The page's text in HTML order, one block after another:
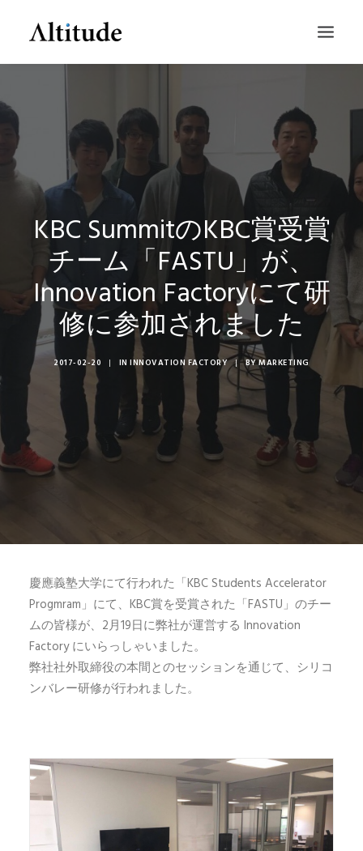
SEARCH
KBC SummitのKBC賞受賞
チーム「FASTU」が、
Innovation Factoryにて研
修に参加されました
2017-02-20 | ININNOVATION FACTORY | BYMARKETING
慶應義塾大学にて行われた「KBC Students Accelerator
Progmram」にて、KBC賞を受賞された「FASTU」のチー
ムの皆様が、2月19日に弊社が運営する Innovation
Factory にいらっしゃいました。
弊社社外取締役の本間とのセッションを通じて、シリコ
ンバレー研修が行われました。